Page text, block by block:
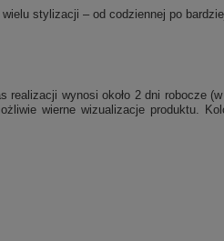
stylizacji – od codziennej po
realizacji wynosi około 2 dni robocze
wierne wizualizacje produktu.